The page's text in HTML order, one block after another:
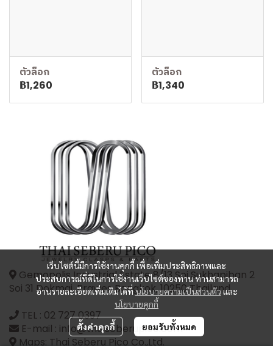
ตัวล็อก
฿1,260
ตัวล็อก
฿1,340
เว็บไซต์นี้มีการใช้งานคุกกี้ เพื่อเพิ่มประสิทธิภาพและ
ประสบการณ์ที่ดีในการใช้งานเว็บไซต์ของท่าน ท่านสามารถ
อ่านรายละเอียดเพิ่มเติมได้ที่นโยบายความเป็นส่วนตัวและ
นโยบายคุกกี้
ตั้งค่าคุกกี้ ยอมรับทั้งหมด
Gemopolis Industrial Estate 8/13 Soi Sukhapiban 2
Soi 31 Dokmai, Prawes Bangkok, 10250 Thailand
TEL : 02 727 0397
E-mail : info@thaiseberupico.com
Maps: Thai Seberu Pico Co.,Ltd.